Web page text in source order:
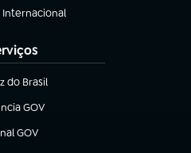
Internacional
nova aba)
do Brasil
em nova aba)
GOV
em nova aba)
GOV
em nova aba)